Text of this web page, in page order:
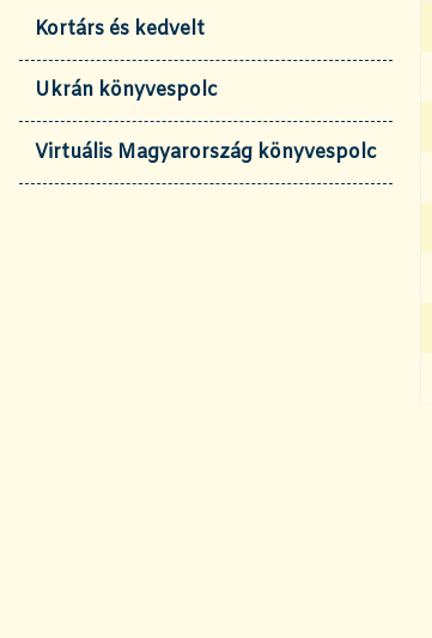
Kortárs és kedvelt
Ukrán könyvespolc
Virtuális Magyarország könyvespolc